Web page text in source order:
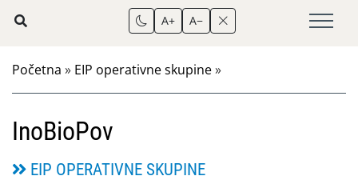
A+ A−
Početna » EIP operativne skupine»
InoBioPov
EIP OPERATIVNE SKUPINE